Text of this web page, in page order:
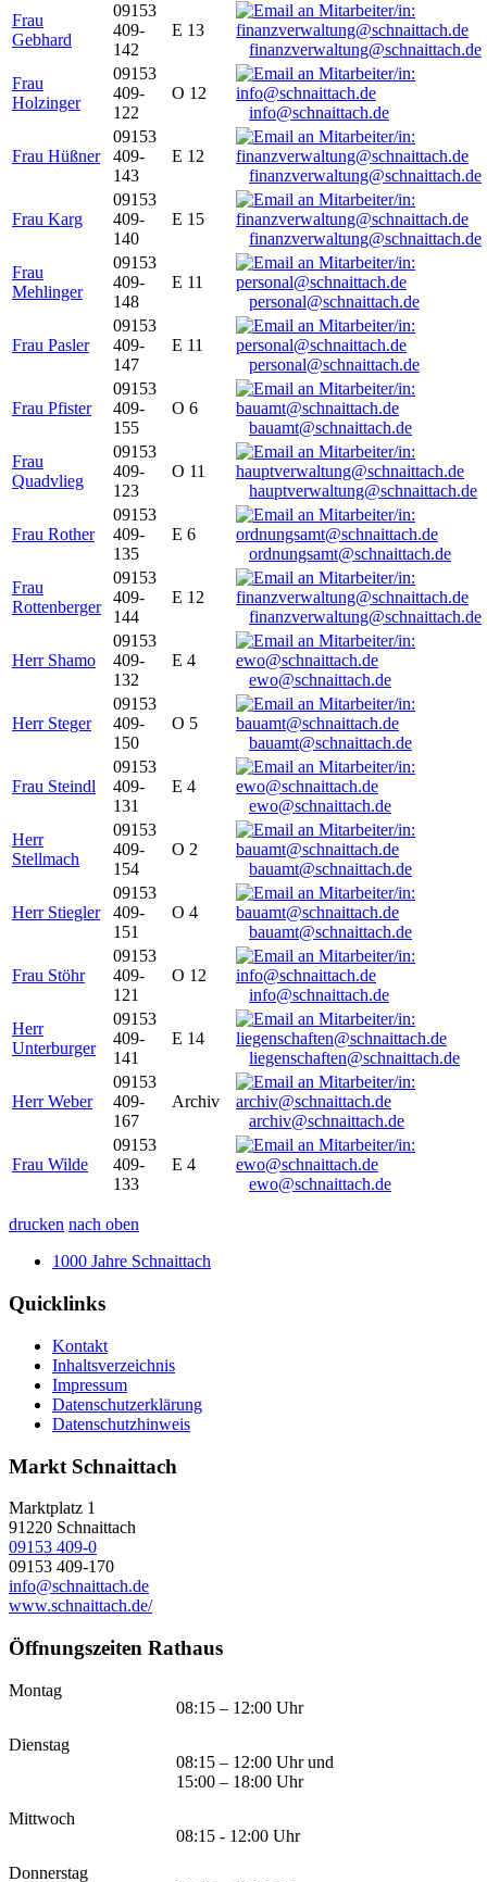
Frau
Gebhard
09153
409-
142
E 13
finanzverwaltung@schnaittach.de
Frau
Holzinger
09153
409-
122
O 12
info@schnaittach.de
Frau Hüßner
09153
409-
143
E 12
finanzverwaltung@schnaittach.de
Frau Karg
09153
409-
140
E 15
finanzverwaltung@schnaittach.de
Frau
Mehlinger
09153
409-
148
E 11
personal@schnaittach.de
Frau Pasler
09153
409-
147
E 11
personal@schnaittach.de
Frau Pfister
09153
409-
155
O 6
bauamt@schnaittach.de
Frau
Quadvlieg
09153
409-
123
O 11
hauptverwaltung@schnaittach.de
Frau Rother
09153
409-
135
E 6
ordnungsamt@schnaittach.de
Frau
Rottenberger
09153
409-
144
E 12
finanzverwaltung@schnaittach.de
Herr Shamo
09153
409-
132
E 4
ewo@schnaittach.de
Herr Steger
09153
409-
150
O 5
bauamt@schnaittach.de
Frau Steindl
09153
409-
131
E 4
ewo@schnaittach.de
Herr
Stellmach
09153
409-
154
O 2
bauamt@schnaittach.de
Herr Stiegler
09153
409-
151
O 4
bauamt@schnaittach.de
Frau Stöhr
09153
409-
121
O 12
info@schnaittach.de
Herr
Unterburger
09153
409-
141
E 14
liegenschaften@schnaittach.de
Herr Weber
09153
409-
167
Archiv
archiv@schnaittach.de
Frau Wilde
09153
409-
133
E 4
ewo@schnaittach.de
drucken nach oben
1000 Jahre Schnaittach
Quicklinks
Kontakt
Inhaltsverzeichnis
Impressum
Datenschutzerklärung
Datenschutzhinweis
Markt Schnaittach
Marktplatz 1
91220 Schnaittach
09153 409-0
09153 409-170
info@schnaittach.de
www.schnaittach.de/
Öffnungszeiten Rathaus
Montag
08:15 – 12:00 Uhr
Dienstag
08:15 – 12:00 Uhr und
15:00 – 18:00 Uhr
Mittwoch
08:15 - 12:00 Uhr
Donnerstag